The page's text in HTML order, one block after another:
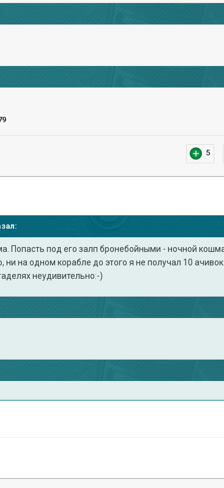
5
Попасть под его залп бронебойными - ночной
на одном корабле до этого я не получал 10
неудивительно:-)